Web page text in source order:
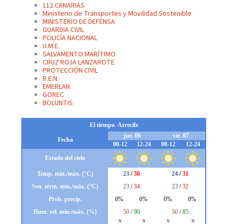
112 CANARIAS
Ministerio de Transportes y Movilidad Sostenible
MINISTERIO DE DEFENSA
GUARDIA CIVIL
POLICÍA NACIONAL
U.M.E.
SALVAMENTO MARÍTIMO
CRUZ ROJA LANZAROTE
PROTECCIÓN CIVIL
R.E.N.
EMERLAN
GOREC
BOLUNTIS